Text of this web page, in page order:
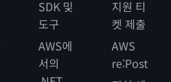
SDK 및
도구
AWS에
서의
지원 티
켓 제출
AWS
re:Post